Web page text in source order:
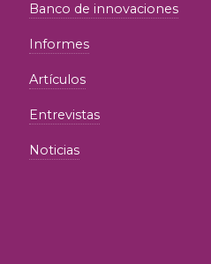
Banco de innovaciones
Informes
Artículos
Entrevistas
Noticias